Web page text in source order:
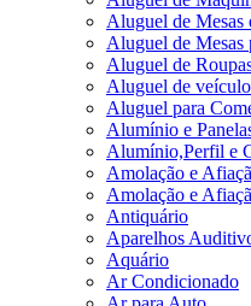
Aluguel de Mesas
Aluguel de Mesas
Aluguel de
Aluguel de
Aluguel para
Alumínio e
Alumínio,Perfil e
Amolação e
Amolação e
Antiquário
Aparelhos
Aquário
Ar Condicionado